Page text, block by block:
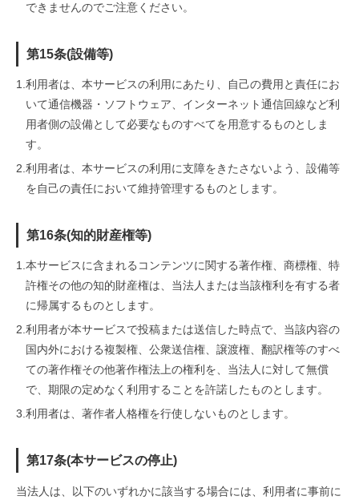
できませんのでご注意ください。
第15条(設備等)
1. 利用者は、本サービスの利用にあたり、自己の費用と責任にお
いて通信機器・ソフトウェア、インターネット通信回線など利
用者側の設備として必要なものすべてを用意するものとしま
す。
2. 利用者は、本サービスの利用に支障をきたさないよう、設備等
を自己の責任において維持管理するものとします。
第16条(知的財産権等)
1. 本サービスに含まれるコンテンツに関する著作権、商標権、特
許権その他の知的財産権は、当法人または当該権利を有する者
に帰属するものとします。
2. 利用者が本サービスで投稿または送信した時点で、当該内容の
国内外における複製権、公衆送信権、譲渡権、翻訳権等のすべ
ての著作権その他著作権法上の権利を、当法人に対して無償
で、期限の定めなく利用することを許諾したものとします。
3. 利用者は、著作者人格権を行使しないものとします。
第17条(本サービスの停止)
当法人は、以下のいずれかに該当する場合には、利用者に事前に